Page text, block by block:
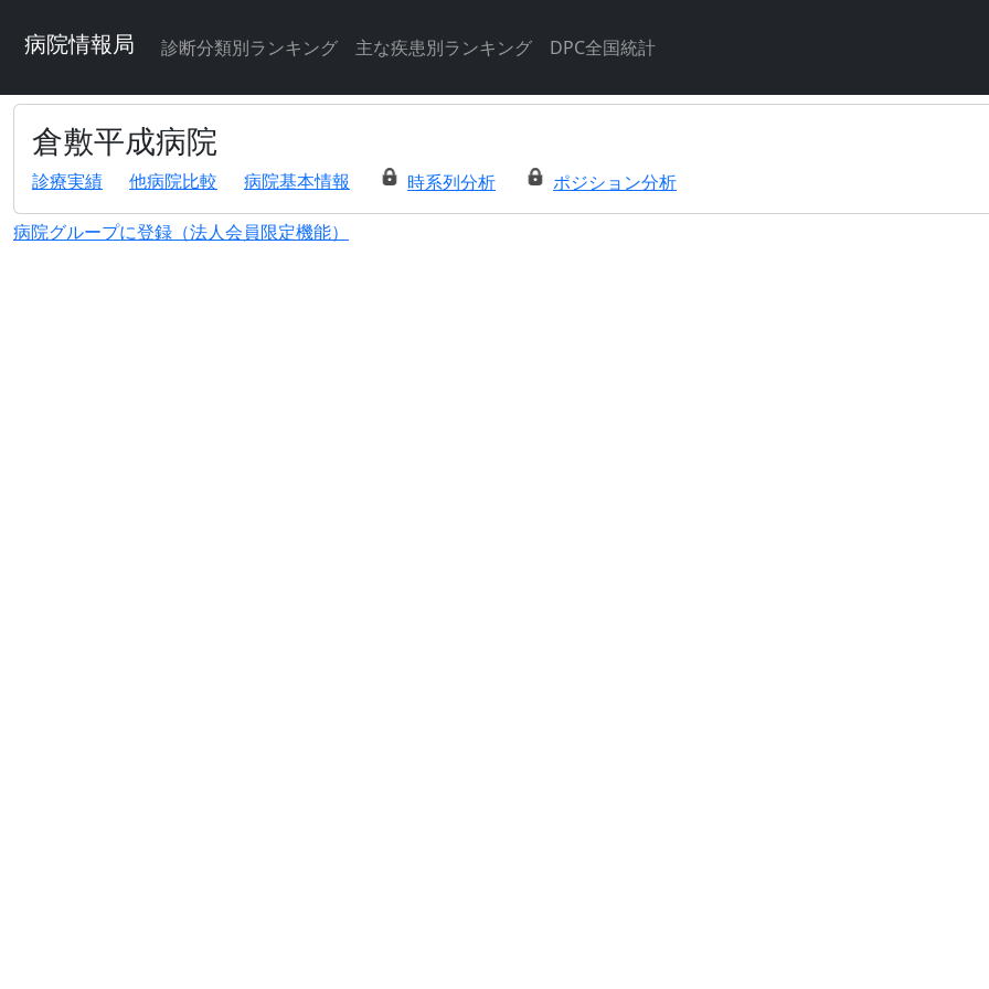
病院情報局 診断分類別ランキング 主な疾患別ランキング DPC全国統計
倉敷平成病院
診療実績 他病院比較 病院基本情報 時系列分析 ポジション分析
病院グループに登録（法人会員限定機能）